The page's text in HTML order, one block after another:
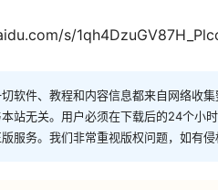
s/
软件、教程和内容信息都来自网络收
站无关。用户必须在下载后的24个小
服务。我们非常重视版权问题，如有侵